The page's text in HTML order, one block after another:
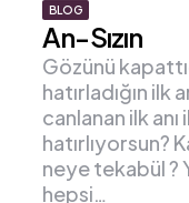
BLOG
An-Sızın
Gözünü
hatırladığın ilk
canlanan ilk anı
hatırlıyorsun?
neye tekabül ?
hepsi…